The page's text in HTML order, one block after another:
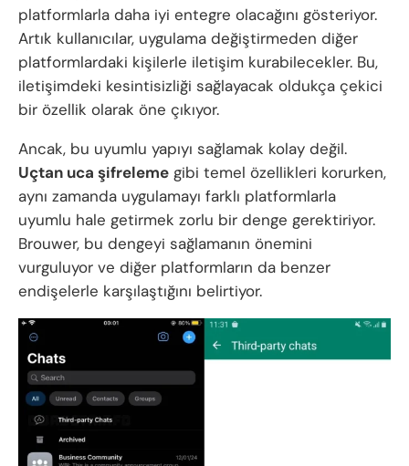
platformlarla daha iyi entegre olacağını gösteriyor.
Artık kullanıcılar, uygulama değiştirmeden diğer
platformlardaki kişilerle iletişim kurabilecekler. Bu,
iletişimdeki kesintisizliği sağlayacak oldukça çekici
bir özellik olarak öne çıkıyor.
Ancak, bu uyumlu yapıyı sağlamak kolay değil.
Uçtan uca şifreleme gibi temel özellikleri korurken,
aynı zamanda uygulamayı farklı platformlarla
uyumlu hale getirmek zorlu bir denge gerektiriyor.
Brouwer, bu dengeyi sağlamanın önemini
vurguluyor ve diğer platformların da benzer
endişelerle karşılaştığını belirtiyor.